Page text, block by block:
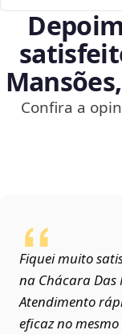
Confira a
Fiquei muito
na Chácara Das
Atendimento
eficaz no